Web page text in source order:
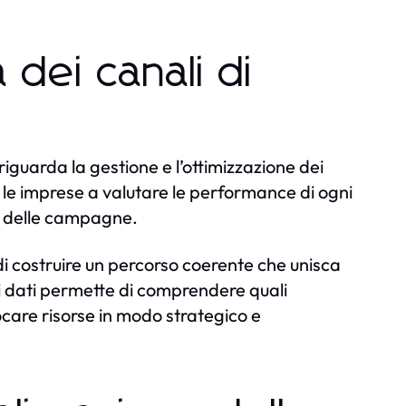
dei canali di
la gestione e l’ottimizzazione dei
imprese a valutare le performance di ogni
campagne.
un percorso coerente che unisca
dati permette di comprendere quali
risorse in modo strategico e